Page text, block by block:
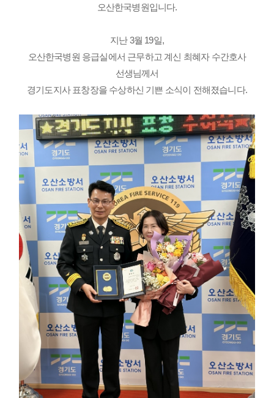
오산한국병원입니다.
지난 3월 19일,
오산한국병원 응급실에서 근무하고 계신 최혜자 수간호사
선생님께서
경기도지사 표창장을 수상하신 기쁜 소식이 전해졌습니다.